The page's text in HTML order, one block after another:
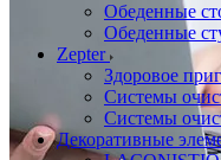
Обеденные
Обеденные
Zepter
Здоровое
Системы
Системы
Декоративные